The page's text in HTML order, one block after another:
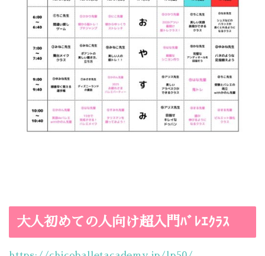
大人初めての人向け超入門ﾊﾞﾚｴｸﾗｽ